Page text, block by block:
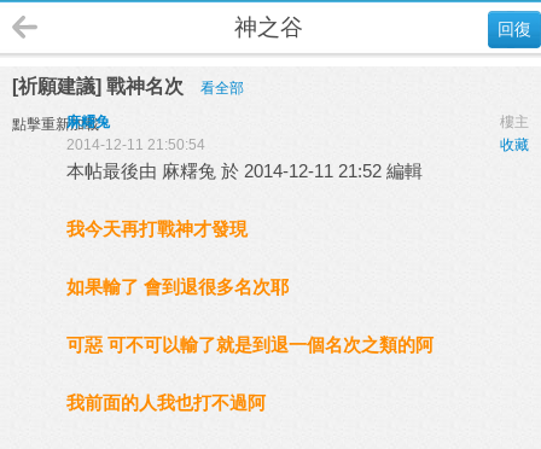
回復
神之谷
[祈願建議] 戰神名次 看全部
點擊重新加載 樓主
麻糬兔
收藏
2014-12-11 21:50:54
本帖最後由 麻糬兔 於 2014-12-11 21:52 編輯
我今天再打戰神才發現
如果輸了 會到退很多名次耶
可惡 可不可以輸了就是到退一個名次之類的阿
我前面的人我也打不過阿